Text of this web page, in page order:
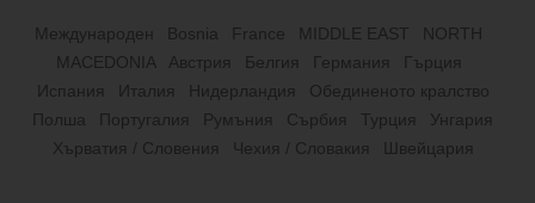
Международен Bosnia France MIDDLE EAST
NORTH
MACEDONIA
Австрия Белгия Германия
Гърция
Испания
Итaлия Нидерландия
Обединеното кралство
Полша
Португалия Румъния Сърбия Турция
Унгария
Хърватия / Словения
Чехия / Словакия Швeйцapия